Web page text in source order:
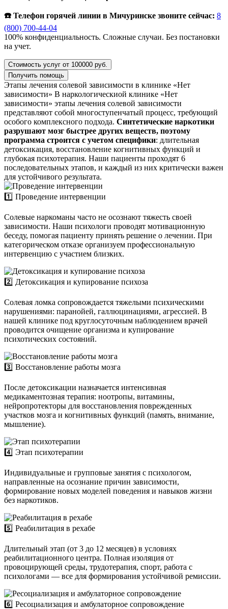
☎️ Телефон горячей линии в Мичуринске звоните сейчас: 8
(800) 700-44-04
100% конфиденциальность. Сложные случаи. Без постановки
на учет.
Стоимость услуг от 100000 руб.
Получить помощь
Этапы лечения солевой зависимости в клинике «Нет
зависимости» В наркологическиой клинике «Нет
зависимости» этапы лечения солевой зависимости
представляют собой многоступенчатый процесс, требующий
особого комплексного подхода. Синтетические наркотики
разрушают мозг быстрее других веществ, поэтому
программа строится с учетом специфики: длительная
детоксикация, восстановление когнитивных функций и
глубокая психотерапия. Наши пациенты проходят 6
последовательных этапов, и каждый из них критически важен
для устойчивого результата.
1️⃣ Проведение интервенции
Солевые наркоманы часто не осознают тяжесть своей
зависимости. Наши психологи проводят мотивационную
беседу, помогая пациенту принять решение о лечении. При
категорическом отказе организуем профессиональную
интервенцию с участием близких.
2️⃣ Детоксикация и купирование психоза
Солевая ломка сопровождается тяжелыми психическими
нарушениями: паранойей, галлюцинациями, агрессией. В
нашей клинике под круглосуточным наблюдением врачей
проводится очищение организма и купирование
психотических состояний.
3️⃣ Восстановление работы мозга
После детоксикации назначается интенсивная
медикаментозная терапия: ноотропы, витамины,
нейропротекторы для восстановления поврежденных
участков мозга и когнитивных функций (память, внимание,
мышление).
4️⃣ Этап психотерапии
Индивидуальные и групповые занятия с психологом,
направленные на осознание причин зависимости,
формирование новых моделей поведения и навыков жизни
без наркотиков.
5️⃣ Реабилитация в рехабе
Длительный этап (от 3 до 12 месяцев) в условиях
реабилитационного центра. Полная изоляция от
провоцирующей среды, трудотерапия, спорт, работа с
психологами — все для формирования устойчивой ремиссии.
6️⃣ Ресоциализация и амбулаторное сопровождение